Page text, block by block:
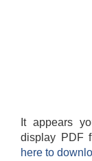
It appears
display PDF
here to